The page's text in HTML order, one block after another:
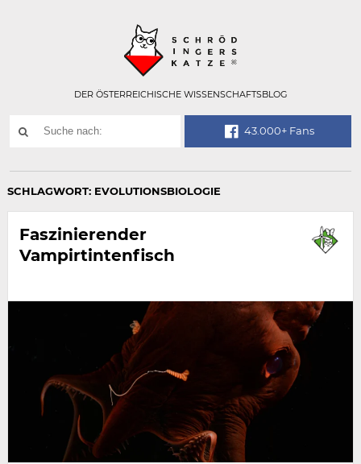
DER ÖSTERREICHISCHE WISSENSCHAFTSBLOG
SUCHE
43.000+ Fans
SCHLAGWORT: EVOLUTIONSBIOLOGIE
Faszinierender
Vampirtintenfisch